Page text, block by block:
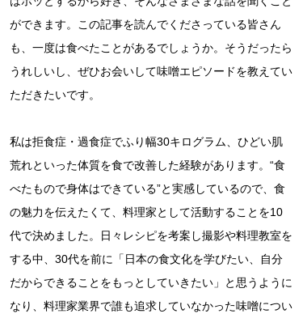
ができます。この記事を読んでくださっている皆さん
も、一度は食べたことがあるでしょうか。そうだったら
うれしいし、ぜひお会いして味噌エピソードを教えてい
ただきたいです。
私は拒食症・過食症でふり幅30キログラム、ひどい肌
荒れといった体質を食で改善した経験があります。“食
べたもので身体はできている”と実感しているので、食
の魅力を伝えたくて、料理家として活動することを10
代で決めました。日々レシピを考案し撮影や料理教室を
する中、30代を前に「日本の食文化を学びたい、自分
だからできることをもっとしていきたい」と思うように
なり、料理家業界で誰も追求していなかった味噌につい